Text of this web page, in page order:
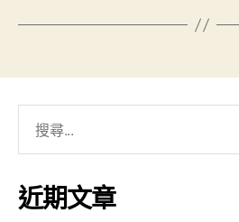
關
鍵
字:
近期文章